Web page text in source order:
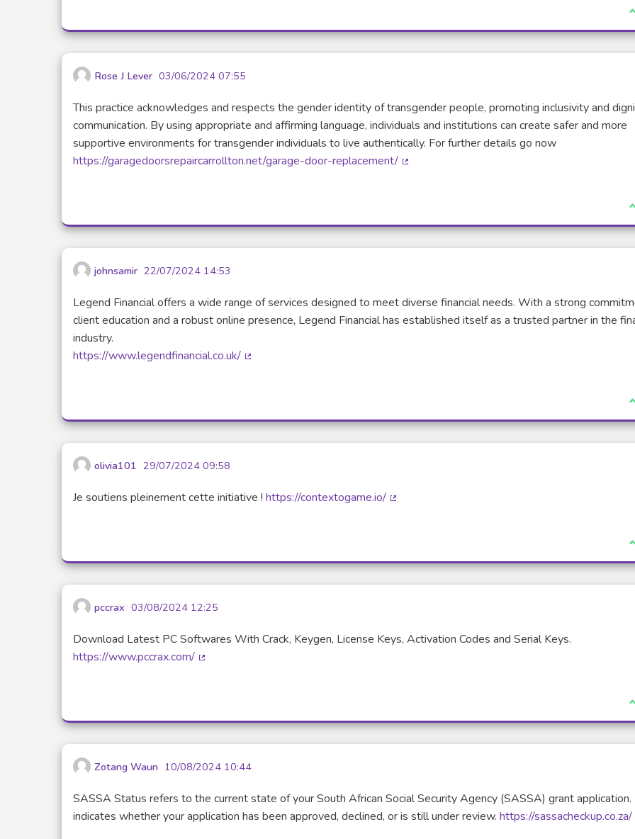
Rose J Lever 03/06/2024 07:55
This practice acknowledges and respects the gender identity of transgender people, promoting inclusivity and
communication. By using appropriate and affirming language, individuals and institutions can create safer and more
supportive environments for transgender individuals to live authentically. For further details go now
https://garagedoorsrepaircarrollton.net/garage-door-replacement/
johnsamir 22/07/2024 14:53
Legend Financial offers a wide range of services designed to meet diverse financial needs. With a strong
client education and a robust online presence, Legend Financial has established itself as a trusted partner in the
industry.
https://www.legendfinancial.co.uk/
olivia101 29/07/2024 09:58
Je soutiens pleinement cette initiative ! https://contextogame.io/
pccrax 03/08/2024 12:25
Download Latest PC Softwares With Crack, Keygen, License Keys, Activation Codes and Serial Keys.
https://www.pccrax.com/
Zotang Waun 10/08/2024 10:44
SASSA Status refers to the current state of your South African Social Security Agency (SASSA) grant application.
indicates whether your application has been approved, declined, or is still under review. https://sassacheckup.co.za/